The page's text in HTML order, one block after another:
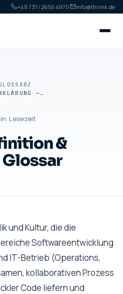
+49 731 / 2650 4970· info@thiiink.de
/
DEVOPS: DEFINITION & ERKLÄRUNG — GLOSSAR
Lesezeit
&
und Kultur, die die
Softwareentwicklung
IT-Betrieb (Operations,
kollaborativen Prozess
Code liefern und